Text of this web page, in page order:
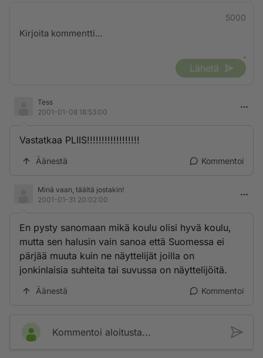
5000
Lähetä
Tess
2001-01-08 18:53:00
Vastatkaa PLIIS!!!!!!!!!!!!!!!!!!
Äänestä Kommentoi
Minä vaan, täältä jostakin!
2001-01-31 20:02:00
En pysty sanomaan mikä koulu olisi hyvä koulu,
mutta sen halusin vain sanoa että Suomessa ei
pärjää muuta kuin ne näyttelijät joilla on
jonkinlaisia suhteita tai suvussa on näyttelijöitä.
Äänestä Kommentoi
Kommentoi aloitusta...